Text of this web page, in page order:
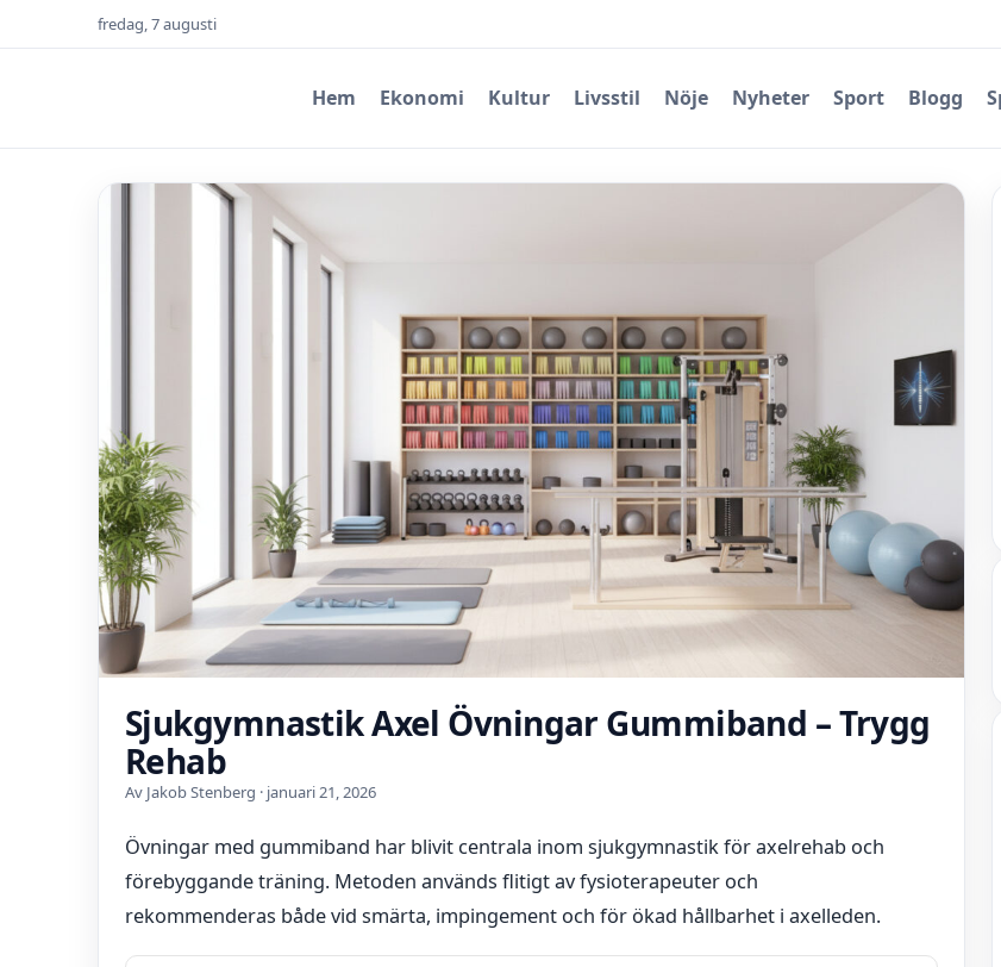
fredag, 7 augusti
Hem Ekonomi Kultur Livsstil Nöje Nyheter Sport Blogg
Sjukgymnastik Axel Övningar Gummiband – Trygg
Rehab
Av Jakob Stenberg · januari 21, 2026
Övningar med gummiband har blivit centrala inom sjukgymnastik för axelrehab och
förebyggande träning. Metoden används flitigt av fysioterapeuter och
rekommenderas både vid smärta, impingement och för ökad hållbarhet i axelleden.